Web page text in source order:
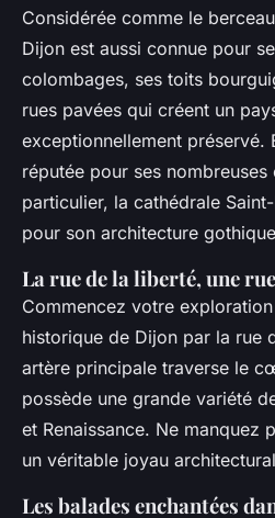
Considérée comme le
Dijon est aussi connue pour
colombages, ses toits
rues pavées qui créent un
exceptionnellement préservé.
réputée pour ses nombreuses
particulier, la cathédrale
pour son architecture
La rue de la liberté, une
Commencez votre
historique de Dijon par la rue
artère principale traverse le
possède une grande variété
et Renaissance. Ne manquez
un véritable joyau
Les balades enchantées